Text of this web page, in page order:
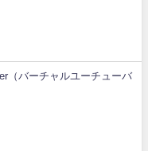
（バーチャルユーチューバ